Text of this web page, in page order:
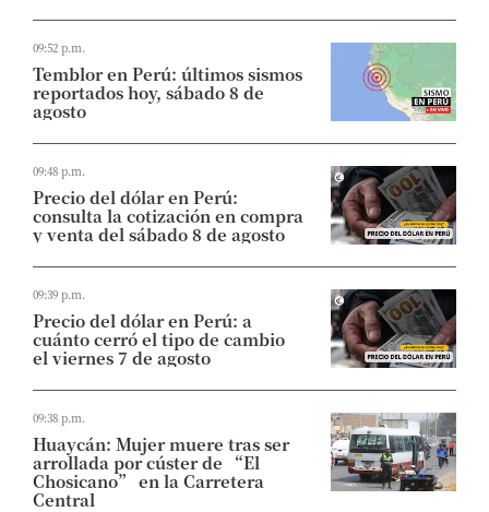
09:52 p.m.
Temblor en Perú: últimos sismos
reportados hoy, sábado 8 de
agosto
09:48 p.m.
Precio del dólar en Perú:
consulta la cotización en compra
y venta del sábado 8 de agosto
09:39 p.m.
Precio del dólar en Perú: a
cuánto cerró el tipo de cambio
el viernes 7 de agosto
09:38 p.m.
Huaycán: Mujer muere tras ser
arrollada por cúster de “El
Chosicano” en la Carretera
Central